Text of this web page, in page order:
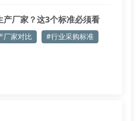
厂家？这3个标准必须看
厂家对比 #行业采购标准